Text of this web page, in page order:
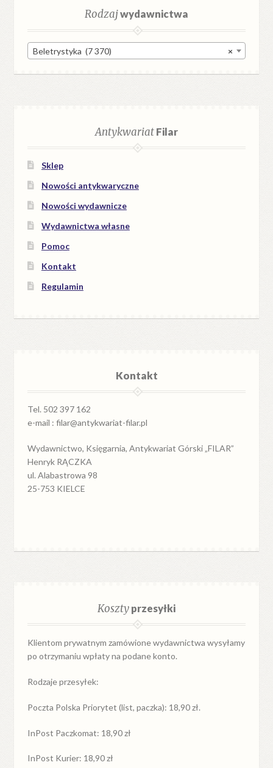
Rodzajwydawnictwa
×
Beletrystyka (7 370)
AntykwariatFilar
Sklep
Nowości antykwaryczne
Nowości wydawnicze
Wydawnictwa własne
Pomoc
Kontakt
Regulamin
Kontakt
Tel. 502 397 162
e-mail : filar@antykwariat-filar.pl
Wydawnictwo, Księgarnia, Antykwariat Górski „FILAR”
Henryk RĄCZKA
ul. Alabastrowa 98
25-753 KIELCE
Kosztyprzesyłki
Klientom prywatnym zamówione wydawnictwa wysyłamy
po otrzymaniu wpłaty na podane konto.
Rodzaje przesyłek:
Poczta Polska Priorytet (list, paczka): 18,90 zł.
InPost Paczkomat: 18,90 zł
InPost Kurier: 18,90 zł